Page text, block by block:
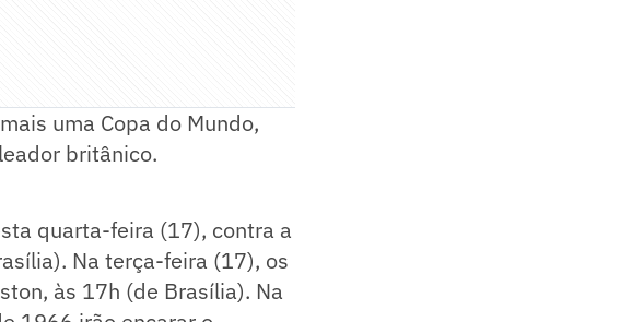
uma Copa do Mundo,
britânico.
quarta-feira (17), contra a
Na terça-feira (17), os
às 17h (de Brasília). Na